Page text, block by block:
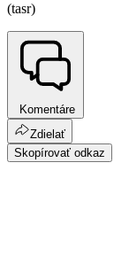
(tasr)
Komentáre
Zdielať
Skopírovať odkaz